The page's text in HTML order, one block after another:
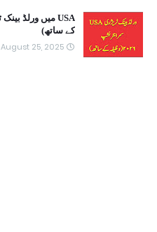
کے ساتھ)
August 25, 2025